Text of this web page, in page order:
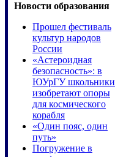
Новости образования
Прошел фестиваль
культур народов
России
«Астероидная
безопасность»: в
ЮУрГУ школьники
изобретают опоры
для космического
корабля
«Один пояс, один
путь»
Погружение в